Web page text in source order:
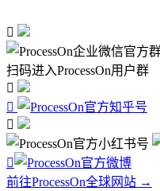

扫码进入ProcessOn用户群




前往ProcessOn全球网站 →